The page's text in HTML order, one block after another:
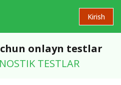
Kirish
onlayn testlar
TESTLAR